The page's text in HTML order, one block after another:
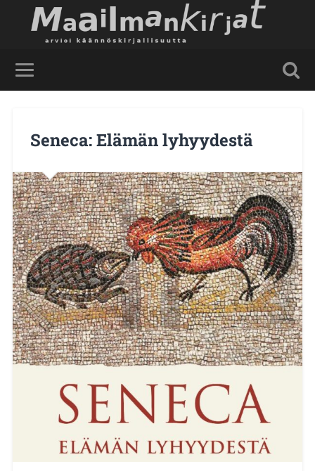
Seneca: Elämän lyhyydestä